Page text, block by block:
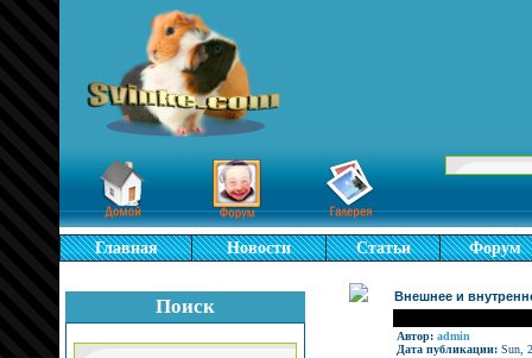
Главная Новости Статьи Форум
Поиск Внешнее и
Автор: admin
Дата публикации: Sun,